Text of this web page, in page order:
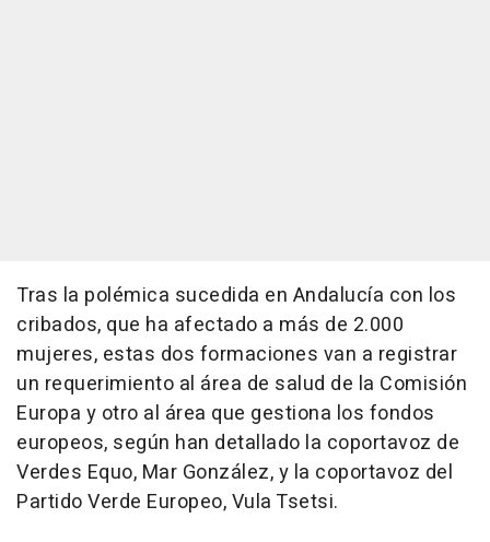
Tras la polémica sucedida en Andalucía con los
cribados, que ha afectado a más de 2.000
mujeres, estas dos formaciones van a registrar
un requerimiento al área de salud de la Comisión
Europa y otro al área que gestiona los fondos
europeos, según han detallado la coportavoz de
Verdes Equo, Mar González, y la coportavoz del
Partido Verde Europeo, Vula Tsetsi.